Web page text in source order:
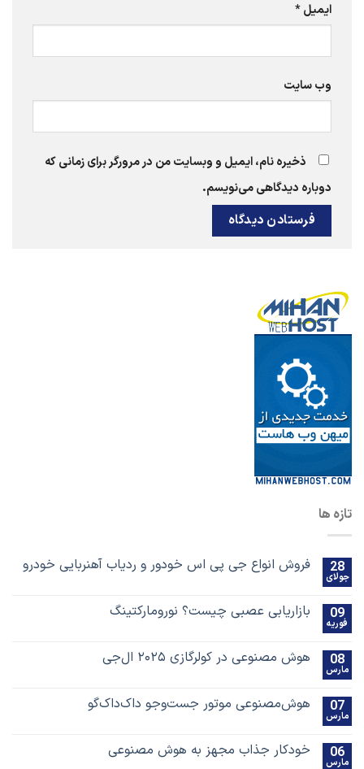
ایمیل*
وب‌ سایت
ذخیره نام، ایمیل و وبسایت من در مرورگر برای زمانی که
دوباره دیدگاهی می‌نویسم.
تازه ها
28
جولای
فروش انواع جی پی اس خودور و ردیاب آهنربایی خودرو
09
فوریه
بازاریابی عصبی چیست؟ نورومارکتینگ
08
مارس
هوش مصنوعی در کولرگازی ۲۰۲۵ ال‌جی
07
مارس
هوش‌مصنوعی موتور جست‌و‌جو داک‌داک‌گو
06
مارس
خودکار جذاب مجهز به هوش مصنوعی